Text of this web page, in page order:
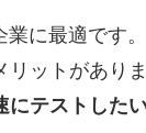
に最適です
ットがありま
にテストした